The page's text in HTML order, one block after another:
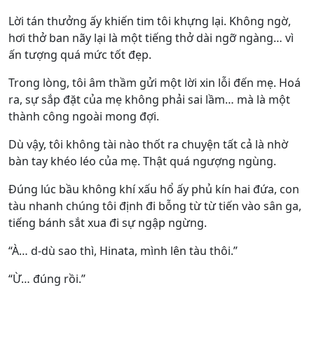
Lời tán thưởng ấy khiến tim tôi khựng lại. Không ngờ,
hơi thở ban nãy lại là một tiếng thở dài ngỡ ngàng… vì
ấn tượng quá mức tốt đẹp.
Trong lòng, tôi âm thầm gửi một lời xin lỗi đến mẹ. Hoá
ra, sự sắp đặt của mẹ không phải sai lầm… mà là một
thành công ngoài mong đợi.
Dù vậy, tôi không tài nào thốt ra chuyện tất cả là nhờ
bàn tay khéo léo của mẹ. Thật quá ngượng ngùng.
Đúng lúc bầu không khí xấu hổ ấy phủ kín hai đứa, con
tàu nhanh chúng tôi định đi bỗng từ từ tiến vào sân ga,
tiếng bánh sắt xua đi sự ngập ngừng.
“À… d-dù sao thì, Hinata, mình lên tàu thôi.”
“Ừ… đúng rồi.”